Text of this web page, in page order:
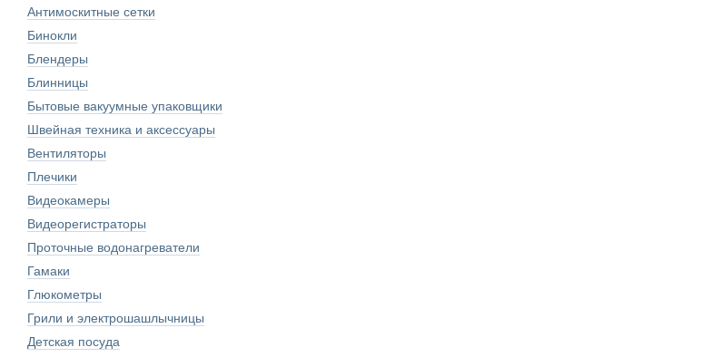
Антимоскитные сетки
Бинокли
Блендеры
Блинницы
Бытовые вакуумные упаковщики
Швейная техника и аксессуары
Вентиляторы
Плечики
Видеокамеры
Видеорегистраторы
Проточные водонагреватели
Гамаки
Глюкометры
Грили и электрошашлычницы
Детская посуда